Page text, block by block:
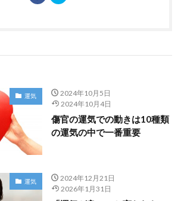
運気
2024年10月5日
2024年10月4日
傷官の運気での動きは10種類
の運気の中で一番重要
運気
2024年12月21日
2026年1月31日